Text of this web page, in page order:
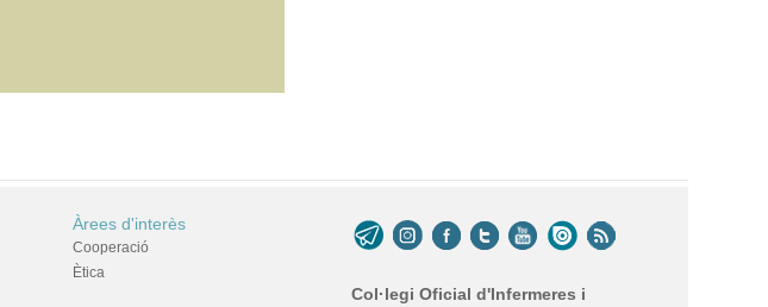
Àrees d'interès
Cooperació
Ètica
Col·legi Oficial d'Infermeres i